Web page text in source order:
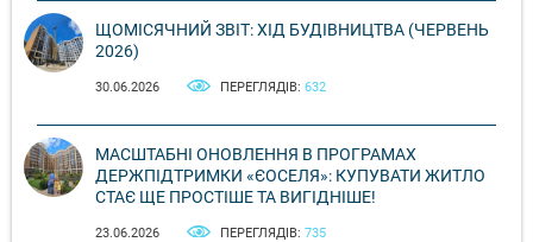
ЩОМІСЯЧНИЙ ЗВІТ: ХІД БУДІВНИЦТВА (ЧЕРВЕНЬ
2026)
30.06.2026 ПЕРЕГЛЯДІВ: 632
МАСШТАБНІ ОНОВЛЕННЯ В ПРОГРАМАХ
ДЕРЖПІДТРИМКИ «ЄОСЕЛЯ»: КУПУВАТИ ЖИТЛО
СТАЄ ЩЕ ПРОСТІШЕ ТА ВИГІДНІШЕ!
23.06.2026 ПЕРЕГЛЯДІВ: 735